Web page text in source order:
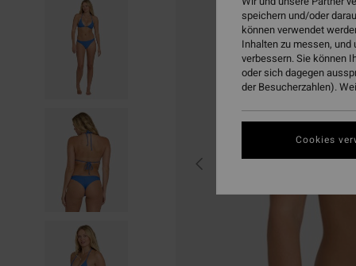
speichern und/oder
können verwendet
Inhalten zu messen, und
verbessern. Sie können
oder sich dagegen
der Besucherzahlen).
Cookies